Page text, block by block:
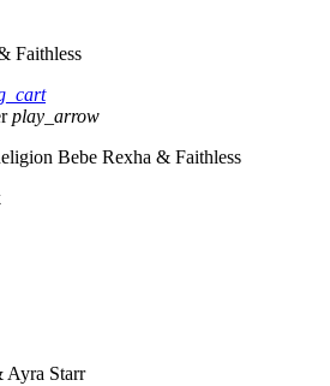
Faithless
play_arrow
Bebe Rexha & Faithless
Ayra Starr